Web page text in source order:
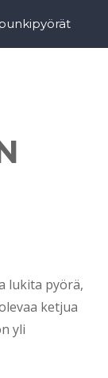
lukita pyörä,
ketjua
yli